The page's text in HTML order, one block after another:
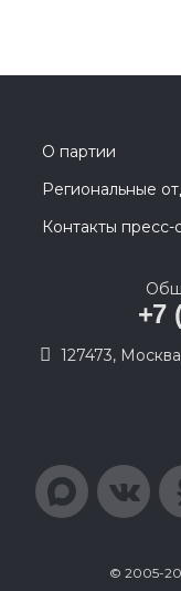
О партии
Региональные
Контакты
+7
127473,
© 2005-